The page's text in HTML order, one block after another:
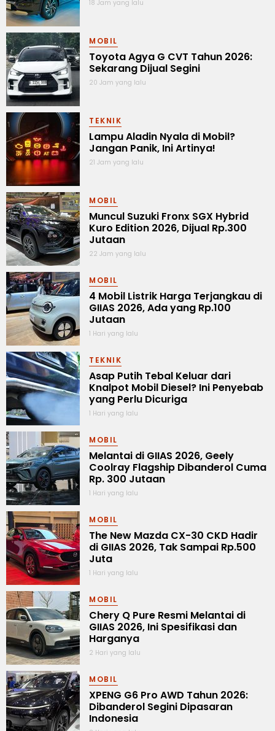
18 Jam yang lalu
MOBIL
Toyota Agya G CVT Tahun 2026:
Sekarang Dijual Segini
20 Jam yang lalu
TEKNIK
Lampu Aladin Nyala di Mobil?
Jangan Panik, Ini Artinya!
21 Jam yang lalu
MOBIL
Muncul Suzuki Fronx SGX Hybrid
Kuro Edition 2026, Dijual Rp.300
Jutaan
22 Jam yang lalu
MOBIL
4 Mobil Listrik Harga Terjangkau di
GIIAS 2026, Ada yang Rp.100
Jutaan
1 Hari yang lalu
TEKNIK
Asap Putih Tebal Keluar dari
Knalpot Mobil Diesel? Ini Penyebab
yang Perlu Dicuriga
1 Hari yang lalu
MOBIL
Melantai di GIIAS 2026, Geely
Coolray Flagship Dibanderol Cuma
Rp. 300 Jutaan
1 Hari yang lalu
MOBIL
The New Mazda CX-30 CKD Hadir
di GIIAS 2026, Tak Sampai Rp.500
Juta
1 Hari yang lalu
MOBIL
Chery Q Pure Resmi Melantai di
GIIAS 2026, Ini Spesifikasi dan
Harganya
2 Hari yang lalu
MOBIL
XPENG G6 Pro AWD Tahun 2026:
Dibanderol Segini Dipasaran
Indonesia